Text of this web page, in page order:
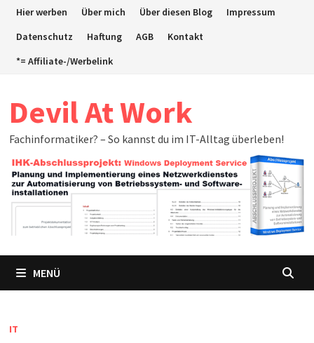
ZumHier werben Über mich Über diesen Blog
Impressum
Datenschutz
Haftung AGB
Kontakt
*= Affiliate-/Werbelink
Devil At Work
Fachinformatiker? – So kannst du im IT-Alltag überleben!
MENÜ
IT